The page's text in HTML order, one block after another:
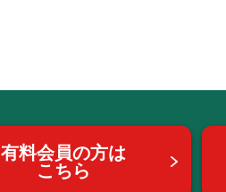
有料会員の方は
こちら